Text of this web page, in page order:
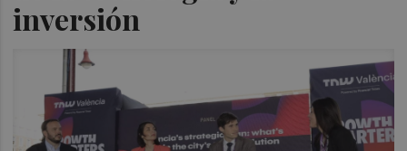
inversión